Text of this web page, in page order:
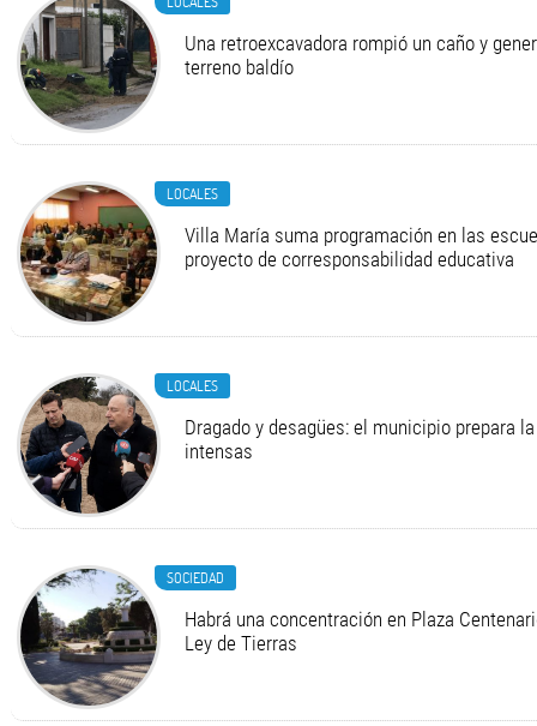
Una retroexcavadora rompió un caño y
terreno baldío
LOCALES
Villa María suma programación en las
proyecto de corresponsabilidad educativa
LOCALES
Dragado y desagües: el municipio prepara
intensas
SOCIEDAD
Habrá una concentración en Plaza
Ley de Tierras